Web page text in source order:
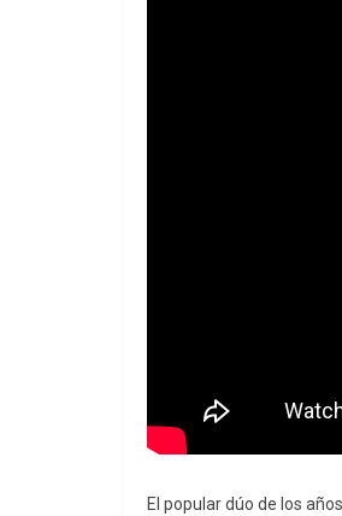
El popular dúo de los